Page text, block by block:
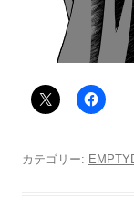
カテゴリー: